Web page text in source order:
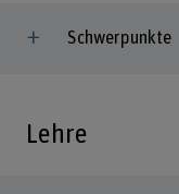
Schwerpunkte
Lehre